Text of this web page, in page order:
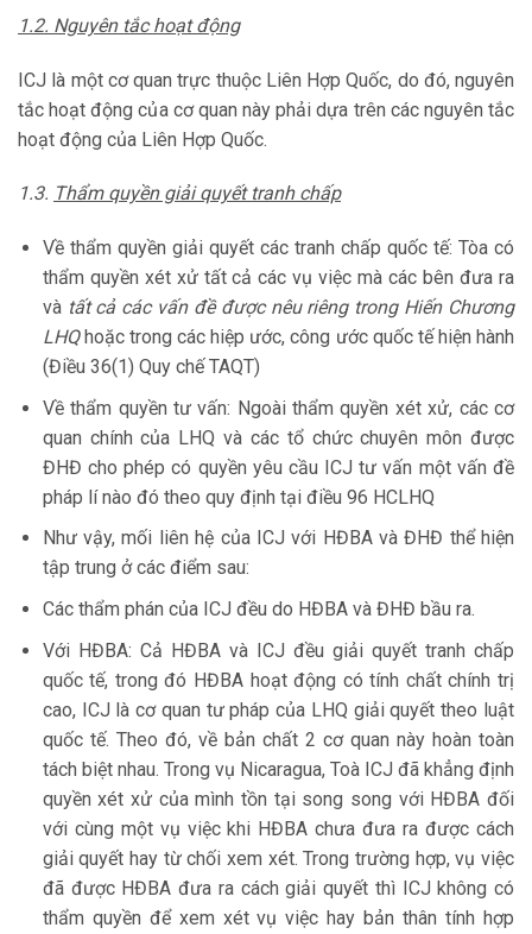
1.2. Nguyên tắc hoạt động
ICJ là một cơ quan trực thuộc Liên Hợp Quốc, do đó, nguyên
tắc hoạt động của cơ quan này phải dựa trên các nguyên tắc
hoạt động của Liên Hợp Quốc.
1.3. Thẩm quyền giải quyết tranh chấp
Về thẩm quyền giải quyết các tranh chấp quốc tế: Tòa có
thẩm quyền xét xử tất cả các vụ việc mà các bên đưa ra
và tất cả các vấn đề được nêu riêng trong Hiến Chương
LHQhoặc trong các hiệp ước, công ước quốc tế hiện hành
(Điều 36(1) Quy chế TAQT)
Về thẩm quyền tư vấn: Ngoài thẩm quyền xét xử, các cơ
quan chính của LHQ và các tổ chức chuyên môn được
ĐHĐ cho phép có quyền yêu cầu ICJ tư vấn một vấn đề
pháp lí nào đó theo quy định tại điều 96 HCLHQ
Như vậy, mối liên hệ của ICJ với HĐBA và ĐHĐ thể hiện
tập trung ở các điểm sau:
Các thẩm phán của ICJ đều do HĐBA và ĐHĐ bầu ra.
Với HĐBA: Cả HĐBA và ICJ đều giải quyết tranh chấp
quốc tế, trong đó HĐBA hoạt động có tính chất chính trị
cao, ICJ là cơ quan tư pháp của LHQ giải quyết theo luật
quốc tế. Theo đó, về bản chất 2 cơ quan này hoàn toàn
tách biệt nhau. Trong vụ Nicaragua, Toà ICJ đã khẳng định
quyền xét xử của mình tồn tại song song với HĐBA đối
với cùng một vụ việc khi HĐBA chưa đưa ra được cách
giải quyết hay từ chối xem xét. Trong trường hợp, vụ việc
đã được HĐBA đưa ra cách giải quyết thì ICJ không có
thẩm quyền để xem xét vụ việc hay bản thân tính hợp